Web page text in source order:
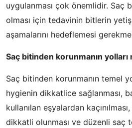
uygulanması çok önemlidir. Saç
olması için tedavinin bitlerin
aşamalarını hedeflemesi
Saç bitinden korunmanın
Saç bitinden korunmanın temel
hygienin dikkatlice sağlanması,
kullanılan eşyalardan
dikkatli olunması ve düzenli saç